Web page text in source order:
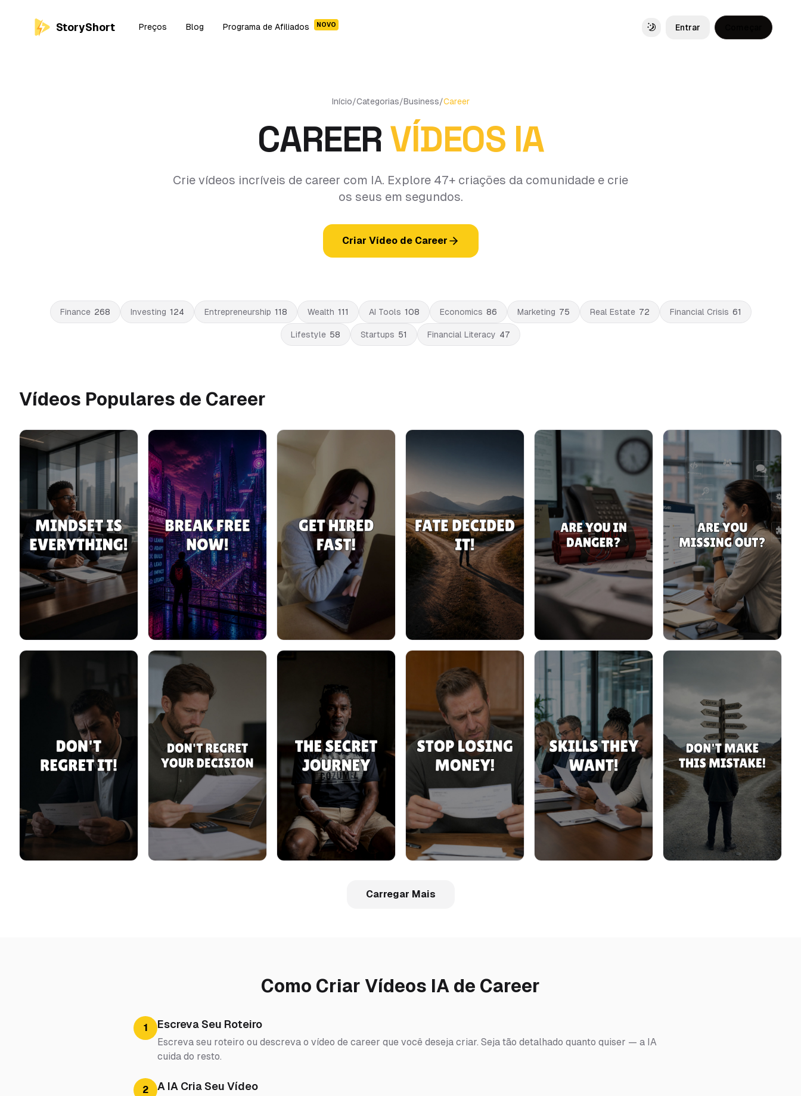
StoryShort Preços Blog Programa de Afiliados NOVO
Toggle theme
Entrar
Início/Categorias/Business/Career
CAREERVÍDEOS IA
Crie vídeos incríveis de career com IA. Explore 47+ criações da comunidade e crie
os seus em segundos.
Criar Vídeo de Career
Finance 268 Investing 124 Entrepreneurship 118 Wealth 111 AI Tools 108 Economics 86 Marketing 75 Real Estate 72 Financial Crisis 61
Lifestyle 58 Startups 51 Financial Literacy 47
Vídeos Populares de Career
Carregar Mais
Como Criar Vídeos IA de Career
1 Escreva Seu Roteiro
Escreva seu roteiro ou descreva o vídeo de career que você deseja criar. Seja tão detalhado quanto quiser — a IA
cuida do resto.
2 A IA Cria Seu Vídeo